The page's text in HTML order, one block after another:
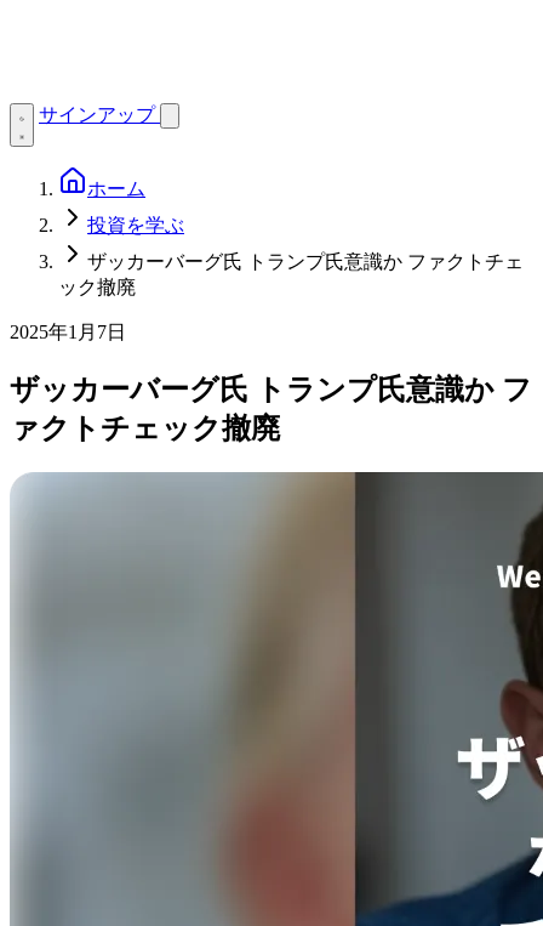
サインアップ
ホーム
投資を学ぶ
ザッカーバーグ氏 トランプ氏意識か ファクトチェ
ック撤廃
2025年1月7日
ザッカーバーグ氏 トランプ氏意識か フ
ァクトチェック撤廃